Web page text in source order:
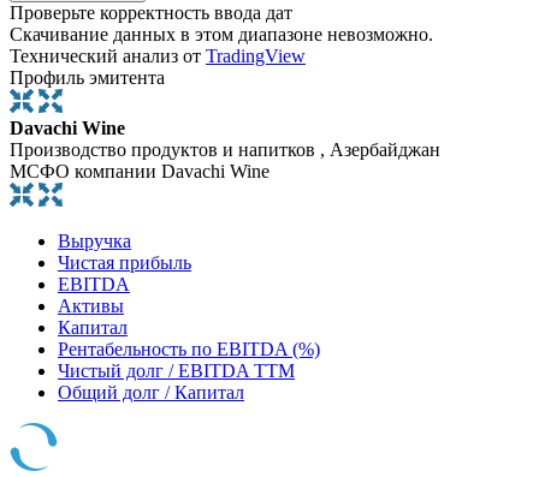
Проверьте корректность ввода дат
Скачивание данных в этом диапазоне невозможно.
Технический анализ от TradingView
Профиль эмитента
Davachi Wine
Производство продуктов и напитков , Азербайджан
МСФО компании Davachi Wine
Выручка
Чистая прибыль
EBITDA
Активы
Капитал
Рентабельность по EBITDA (%)
Чистый долг / EBITDA TTM
Общий долг / Капитал